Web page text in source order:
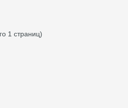
1 страниц)